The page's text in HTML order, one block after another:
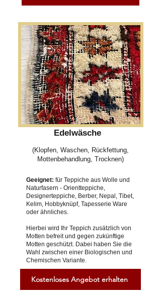
Edelwäsche
(Klopfen, Waschen, Rückfettung,
Mottenbehandlung, Trocknen)
Geeignet: für Teppiche aus Wolle und
Naturfasern - Orientteppiche,
Designerteppiche, Berber, Nepal, Tibet,
Kelim, Hobbyknüpf, Tapesserie Ware
oder ähnliches.
Hierbei wird Ihr Teppich zusätzlich von
Motten befreit und gegen zukünftige
Motten geschützt. Dabei haben Sie die
Wahl zwischen einer Biologischen und
Chemischen Variante.
Kostenloses Angebot erhalten